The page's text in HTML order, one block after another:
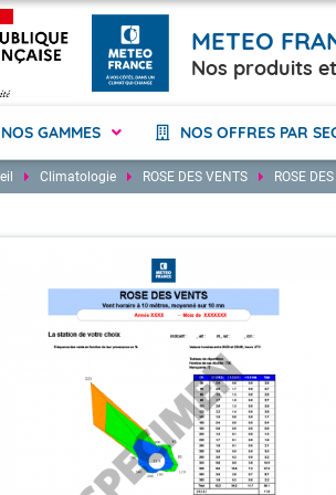
METEO
Nos produits
NOS GAMMES
climatique
Offre Numérique
Attestations et Certificats
Alertes Météo
Études et Conseils
Formations et Stages
NOS OFFRES PAR
Energie
Hydrologie
Transports
BTP
Collectivités
Agriculture
Industrie
Marine et Éolien en
Climatologie ROSE DES VENTS ROSE